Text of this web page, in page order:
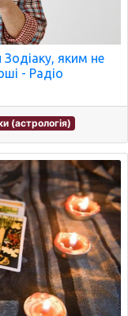
Зодіаку, яким не
- Радіо
(астрологія)